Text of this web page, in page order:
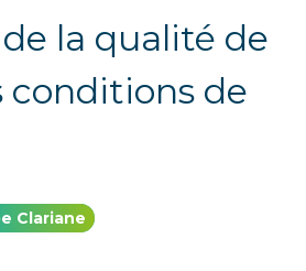
la qualité de
conditions de
Clariane